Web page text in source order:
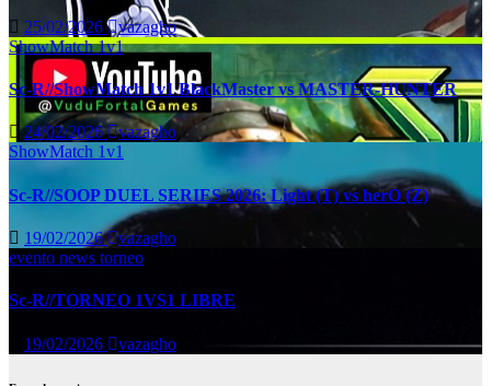
25/02/2026 vazagho
ShowMatch 1v1
Sc-R//ShowMatch 1v1 BlackMaster vs MASTER-HUNTER
24/02/2026 vazagho
ShowMatch 1v1
Sc-R//SOOP DUEL SERIES 2026: Light (T) vs herO (Z)
19/02/2026 vazagho
evento news torneo
Sc-R//TORNEO 1VS1 LIBRE
19/02/2026 vazagho